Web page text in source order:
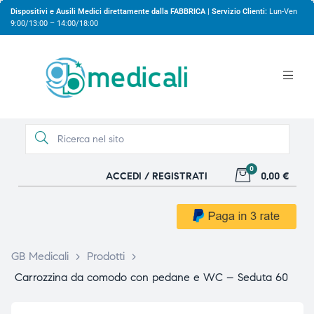
Dispositivi e Ausili Medici direttamente dalla FABBRICA | Servizio Clienti: Lun-Ven
9:00/13:00 – 14:00/18:00
ACCEDI / REGISTRATI
0
0,00 €
GB Medicali > Prodotti
>
Carrozzina da comodo con pedane e WC – Seduta 60